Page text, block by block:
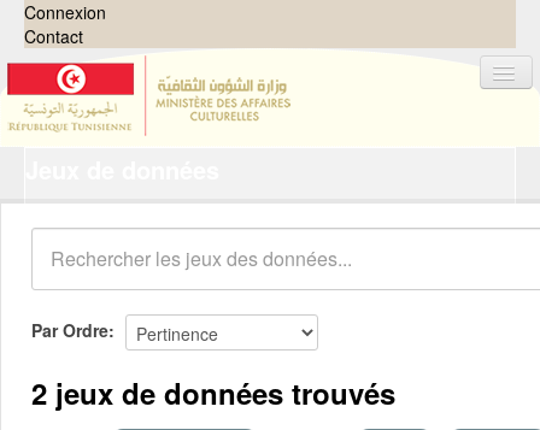
Connexion
Contact
Organisations
Groupes
Demandes 0
À propos
Par Ordre
2 jeux de données trouvés